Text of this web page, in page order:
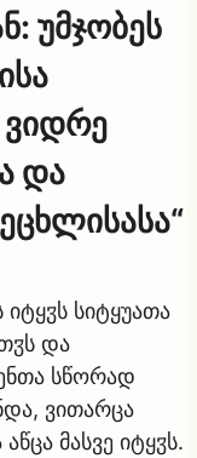
უმჯობეს
ვიდრე
და
სიტყუათა
და
სწორად
ვითარცა
მასვე იტყჳს.